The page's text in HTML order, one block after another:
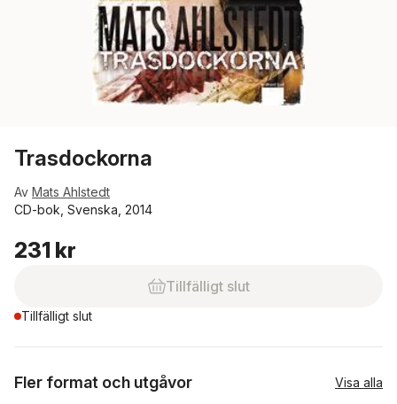
Trasdockorna
Av Mats Ahlstedt
CD-bok, Svenska, 2014
231 kr
Tillfälligt slut
Tillfälligt slut
Fler format och utgåvor Visa alla